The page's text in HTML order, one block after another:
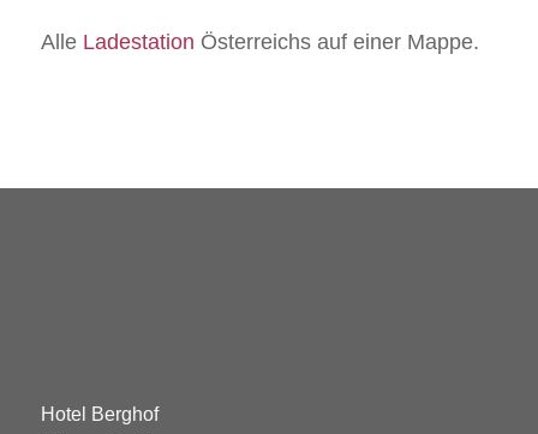
Alle Ladestation Österreichs auf einer Mappe.
Hotel Berghof